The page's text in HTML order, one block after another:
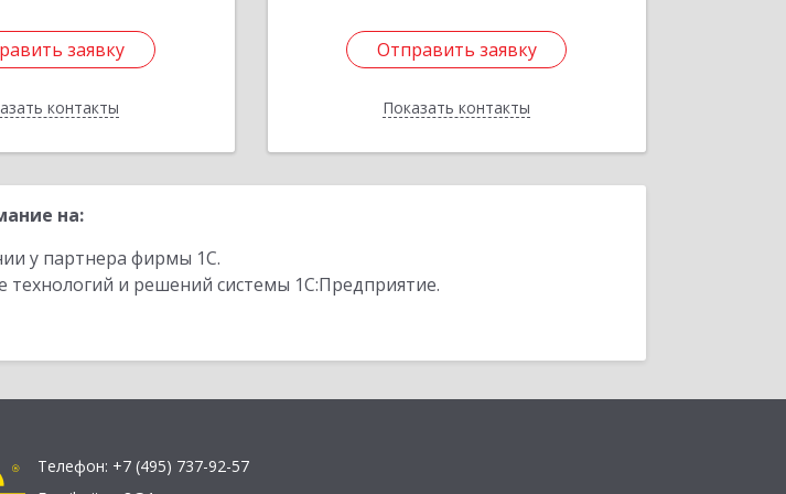
заявку
контакты
заявку
Назад
Отправить заявку
Показать контакты
Отправить заявку
Назад
на:
у партнера фирмы 1С.
технологий и решений системы 1С:Предприятие.
Телефон: +7 (495) 737-92-57